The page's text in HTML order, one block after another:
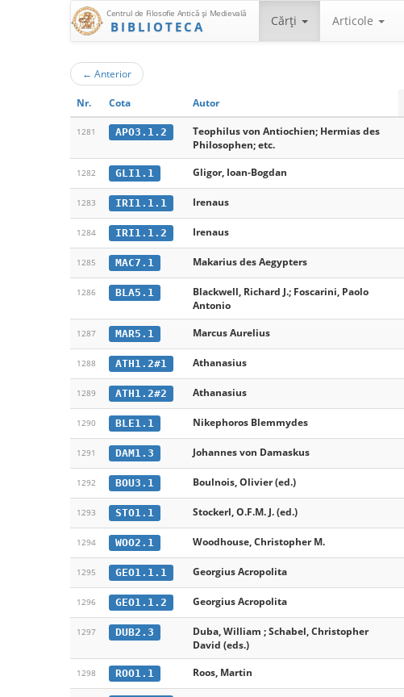
Centrul de Filosofie Antică şi Medievală
BIBLIOTECA Cărţi Articole
← Anterior
Nr. Cota Autor
1281 APO3.1.2
Teophilus von Antiochien; Hermias des
Philosophen; etc.
1282 GLI1.1 Gligor, Ioan-Bogdan
1283 IRI1.1.1 Irenaus
1284 IRI1.1.2 Irenaus
1285 MAC7.1 Makarius des Aegypters
1286 BLA5.1
Blackwell, Richard J.; Foscarini, Paolo
Antonio
1287 MAR5.1 Marcus Aurelius
1288 ATH1.2#1 Athanasius
1289 ATH1.2#2 Athanasius
1290 BLE1.1 Nikephoros Blemmydes
1291 DAM1.3 Johannes von Damaskus
1292 BOU3.1 Boulnois, Olivier (ed.)
1293 STO1.1 Stockerl, O.F.M. J. (ed.)
1294 WOO2.1 Woodhouse, Christopher M.
1295 GEO1.1.1 Georgius Acropolita
1296 GEO1.1.2 Georgius Acropolita
1297 DUB2.3
Duba, William ; Schabel, Christopher
David (eds.)
1298 ROO1.1 Roos, Martin